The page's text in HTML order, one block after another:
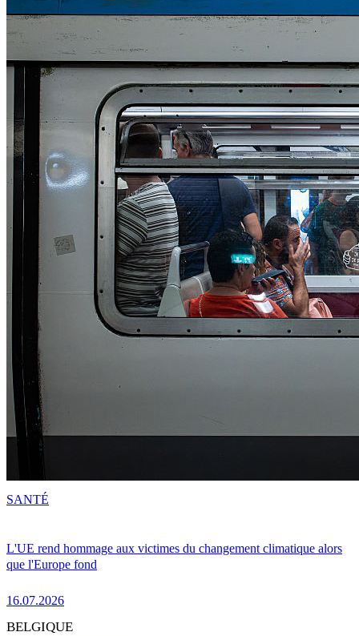
L'UE rend hommage aux victimes du changement climatique alors
que l'Europe fond
16.07.2026
SANTÉ
BELGIQUE